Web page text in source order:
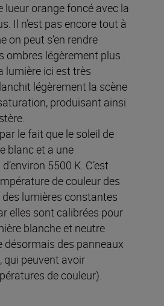
lueur orange foncé avec la
Il n’est pas encore tout à
on peut s’en rendre
ombres légèrement plus
lumière ici est très
légèrement la scène
produisant ainsi
le fait que le soleil de
blanc et a une
5500 K. C’est
de couleur des
lumières constantes
elles sont calibrées pour
blanche et neutre
désormais des panneaux
qui peuvent avoir
de couleur).